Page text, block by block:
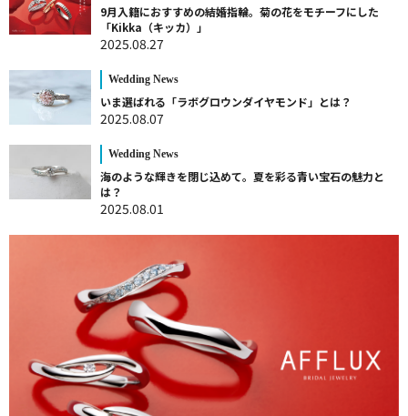
9月入籍におすすめの結婚指輪。菊の花をモチーフにした
「Kikka（キッカ）」
2025.08.27
Wedding News
いま選ばれる「ラボグロウンダイヤモンド」とは？
2025.08.07
Wedding News
海のような輝きを閉じ込めて。夏を彩る青い宝石の魅力と
は？
2025.08.01